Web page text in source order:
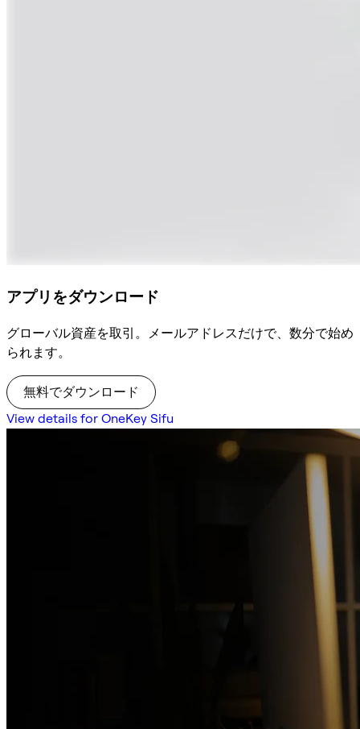
アプリをダウンロード
グローバル資産を取引。メールアドレスだけで、数分で始め
られます。
無料でダウンロード
View details for OneKey Sifu